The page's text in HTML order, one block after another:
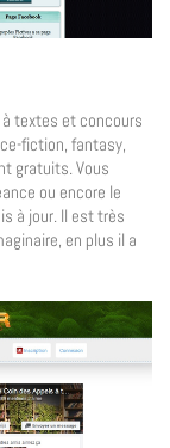
textes et concours
fiction, fantasy,
gratuits. Vous
ou encore le
à jour. Il est très
en plus il a